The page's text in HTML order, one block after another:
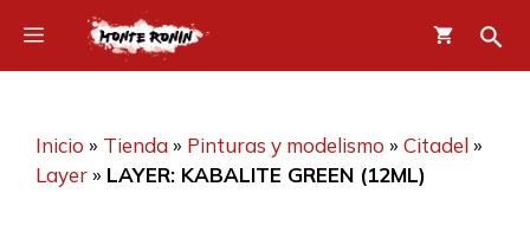
contenido
Menú
Inicio » Tienda» Pinturas y modelismo » Citadel»
Layer» LAYER: KABALITE GREEN (12ML)